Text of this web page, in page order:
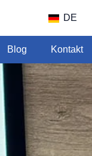
DE
Blog Kontakt